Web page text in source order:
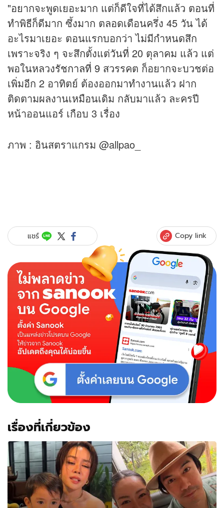
"อยากจะพูดเยอะมาก แต่ก็ดีใจที่ได้สึกแล้ว ตอนที่
ทำพิธีก็ดีมาก ซึ้งมาก ตลอดเดือนครึ่ง 45 วัน ได้
อะไรมาเยอะ ตอนแรกบอกว่า ไม่มีกำหนดสึก
เพราะจริง ๆ จะสึกตั้งแต่วันที่ 20 ตุลาคม แล้ว แต่
พอในหลวงรัชกาลที่ 9 สวรรคต ก็อยากจะบวชต่อ
เพิ่มอีก 2 อาทิตย์ ต้องออกมาทำงานแล้ว ฝาก
ติดตามผลงานเหมือนเดิม กลับมาแล้ว ละครปี
หน้าออนแอร์ เกือบ 3 เรื่อง
ภาพ : อินสตราแกรม @allpao_
แชร์ Copy link
เรื่องที่เกี่ยวข้อง